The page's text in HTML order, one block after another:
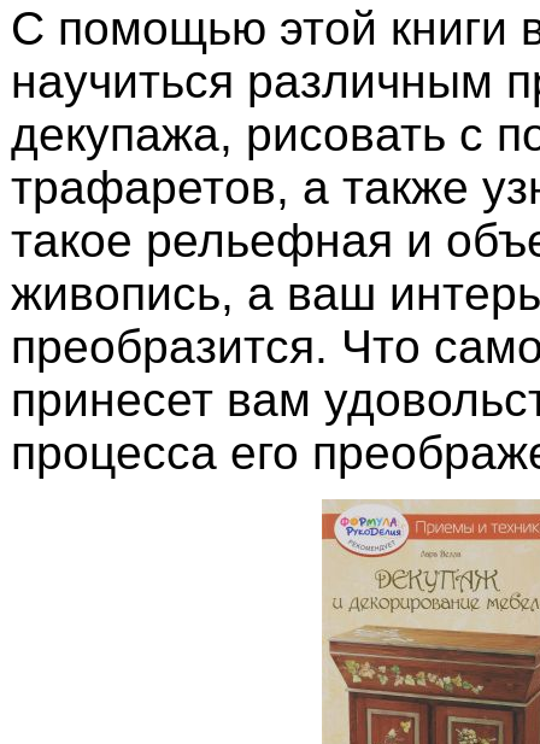
С помощью этой книги
научиться различным
декупажа, рисовать с
трафаретов, а также
такое рельефная и
живопись, а ваш
преобразится. Что
принесет вам
процесса его